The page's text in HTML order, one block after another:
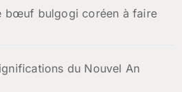
bœuf bulgogi coréen à faire
du Nouvel An